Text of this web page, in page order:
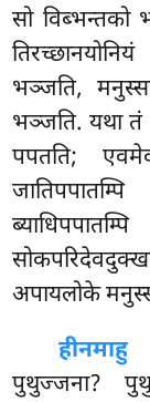
सो विब्भन्तको
भञ्जति,
भञ्जति. यथा तं
पपतति;
अपायलोके
पुथुज्जना?